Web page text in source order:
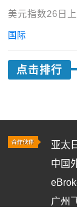
美元指数26日上
国际
点击排行
亚太
中国
广州